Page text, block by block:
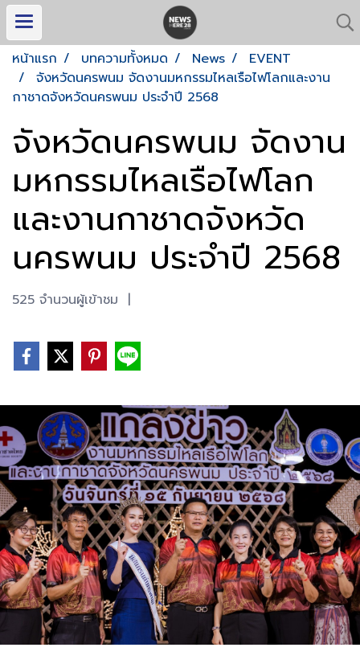
หน้าแรก บทความทั้งหมด News
EVENT
จังหวัดนครพนม จัดงานมหกรรมไหลเรือไฟโลกและงาน
กาชาดจังหวัดนครพนม ประจำปี 2568
จังหวัดนครพนม จัดงาน
มหกรรมไหลเรือไฟโลก
และงานกาชาดจังหวัด
นครพนม ประจำปี 2568
525 จำนวนผู้เข้าชม |